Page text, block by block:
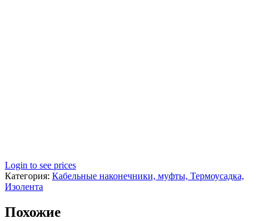
Login to see prices
Категория: Кабельные наконечники, муфты, Термоусадка,
Изолента
Похожие